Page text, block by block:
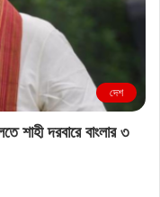
দেশ
শাহী দরবারে বাংলার ৩